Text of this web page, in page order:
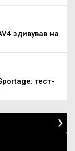
здивував на
тест-